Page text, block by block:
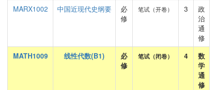
MARX1002 中国近现代史纲要
必
修
笔试（开卷） 3
政
治
通
修
MATH1009
线性代数(B1)
必
修
笔试（闭卷） 4
数
学
通
修